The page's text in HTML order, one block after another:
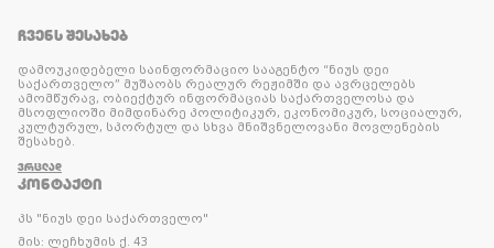
ᲩᲕᲔᲜᲡ ᲨᲔᲡᲐᲮᲔᲑ
დამოუკიდებელი საინფორმაციო სააგენტო “ნიუს დეი
საქართველო” მუშაობს რეალურ რეჟიმში და ავრცელებს
ამომწურავ, ობიექტურ ინფორმაციას საქართველოსა და
მსოფლიოში მიმდინარე პოლიტიკურ, ეკონომიკურ, სოციალურ,
კულტურულ, სპორტულ და სხვა მნიშვნელოვანი მოვლენების
შესახებ.
ᲕᲠᲪᲚᲐᲓ
ᲙᲝᲜᲢᲐᲥᲢᲘ
პს "ნიუს დეი საქართველო"
მის: ლეჩხუმის ქ. 43